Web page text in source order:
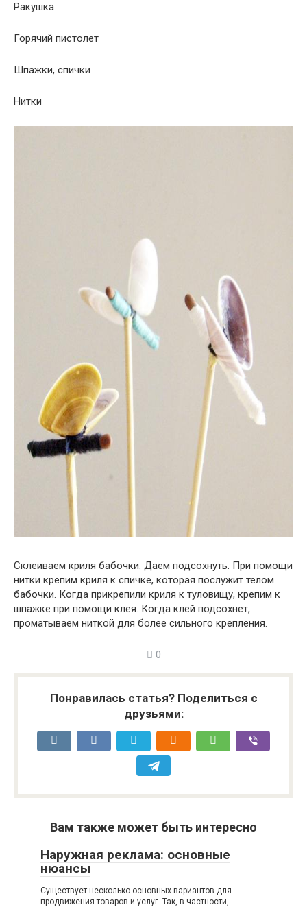
Ракушка
Горячий пистолет
Шпажки, спички
Нитки
Склеиваем криля бабочки. Даем подсохнуть. При помощи
нитки крепим криля к спичке, которая послужит телом
бабочки. Когда прикрепили криля к туловищу, крепим к
шпажке при помощи клея. Когда клей подсохнет,
проматываем ниткой для более сильного крепления.
0
Понравилась статья? Поделиться с
друзьями:
Вам также может быть интересно
Наружная реклама: основные
нюансы
Существует несколько основных вариантов для
продвижения товаров и услуг. Так, в частности,